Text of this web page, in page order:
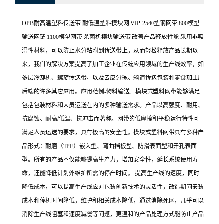
OPB耐高温塑料传送带 耐低温塑料模块网 VIP-2540塑钢网带 800模塑
输送网链 1100模塑网带 杀菌机模块输送带 改善产品释放性能 采用非吸
湿性材料，可以防止水分粘附到传送带上，从而轻松释放产品长期以
来，我们的解决方案提高了加工企业在传统应用领域的生产线效率，如
多层冷却机、螺旋传送带、以及去皮分拣、斜道传送包装和零食加工厂
后端的许多其它应用。应用范例-物料输送，模块式塑料网带能够满足
包括包装材料和人员运送在内的多种输送需求。产品以高强度、耐用、
抗腐蚀、耐高/低温、抗冲击而著称。网带的低摩擦和平稳运行特性可
满足人员运送的要求，具有极高的安全性。模块式塑料网带具有多种产
品形式：耐磨（TPE）嵌入型、弯曲挡板型、防滑表面型和开孔表面
型。所有的产品不仅能够提高生产力，增加安全性，延长系统使用寿
命，还能降低计划外维护所需的停产时间。 提高生产线的速度，同时
降低成本，可以提高生产线应对包装创新技术的灵活性，改造期间安装
成本和停机时间降低，维护和相关成本降低，通过消除死区，几乎可以
消除生产线阻塞和速度减慢等问题，更温和的产品处理方式能防止产品